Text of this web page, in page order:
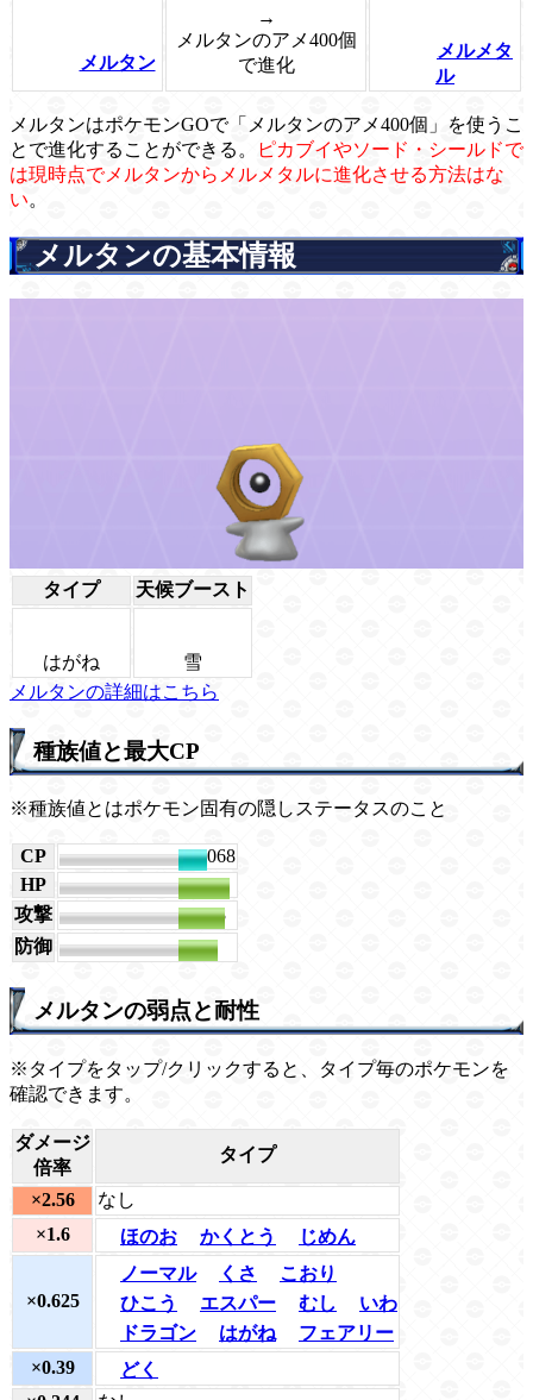
メルタン
→
メルタンのアメ400個
で進化
メルメタ
ル
メルタンはポケモンGOで「メルタンのアメ400個」を使うこ
とで進化することができる。
ピカブイやソード・シールドで
は現時点でメルタンからメルメタルに進化させる方法はな
い。
メルタンの基本情報
タイプ 天候ブースト
はがね
雪
メルタンの詳細はこちら
種族値と最大CP
※種族値とはポケモン固有の隠しステータスのこと
CP
1068
HP
130
攻撃
118
防御
99
メルタンの弱点と耐性
※タイプをタップ/クリックすると、タイプ毎のポケモンを
確認できます。
ダメージ
倍率
タイプ
×2.56
なし
×1.6
ほのお かくとう じめん
×0.625
ノーマル くさ
こおり
ひこう
エスパー むし
いわ
ドラゴン
はがね
フェアリー
×0.39
どく